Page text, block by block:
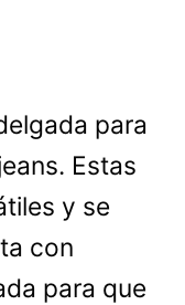
para
Estas
y se
con
para que